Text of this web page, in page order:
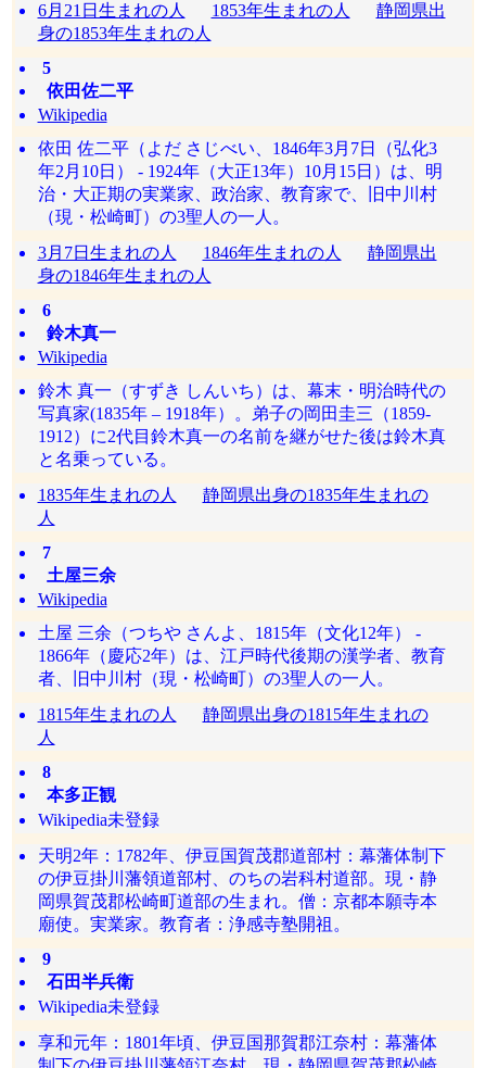
6月21日生まれの人
1853年生まれの人
静岡県出
身の1853年生まれの人
5
依田佐二平
Wikipedia
依田 佐二平（よだ さじべい、1846年3月7日（弘化3
年2月10日） - 1924年（大正13年）10月15日）は、明
治・大正期の実業家、政治家、教育家で、旧中川村
（現・松崎町）の3聖人の一人。
3月7日生まれの人
1846年生まれの人
静岡県出
身の1846年生まれの人
6
鈴木真一
Wikipedia
鈴木 真一（すずき しんいち）は、幕末・明治時代の
写真家(1835年 – 1918年）。弟子の岡田圭三（1859-
1912）に2代目鈴木真一の名前を継がせた後は鈴木真
と名乗っている。
1835年生まれの人
静岡県出身の1835年生まれの
人
7
土屋三余
Wikipedia
土屋 三余（つちや さんよ、1815年（文化12年） -
1866年（慶応2年）は、江戸時代後期の漢学者、教育
者、旧中川村（現・松崎町）の3聖人の一人。
1815年生まれの人
静岡県出身の1815年生まれの
人
8
本多正観
Wikipedia未登録
天明2年：1782年、伊豆国賀茂郡道部村：幕藩体制下
の伊豆掛川藩領道部村、のちの岩科村道部。現・静
岡県賀茂郡松崎町道部の生まれ。僧：京都本願寺本
廟使。実業家。教育者：浄感寺塾開祖。
9
石田半兵衛
Wikipedia未登録
享和元年：1801年頃、伊豆国那賀郡江奈村：幕藩体